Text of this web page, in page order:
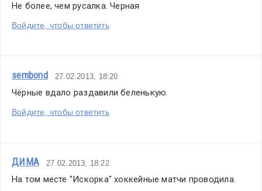
Не более, чем русалка. Черная
Войдите, чтобы ответить
sembond 27.02.2013, 18:20
Чёрные вдало раздавили беленькую.
Войдите, чтобы ответить
ДИМА 27.02.2013, 18:22
На том месте "Искорка" хоккейные матчи проводила.